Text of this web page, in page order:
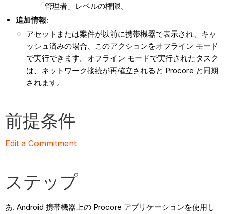
「管理者」レベルの権限。
追加情報:
アセットまたは案件が以前に携帯機器で表示され、キャ
ッシュ済みの場合、このアクションをオフライン モード
で実行できます。オフライン モードで実行されたタスク
は、ネットワーク接続が再確立されると Procore と同期
されます。
前提条件
Edit a Commitment
ステップ
Android 携帯機器上の Procore アプリケーションを使用し